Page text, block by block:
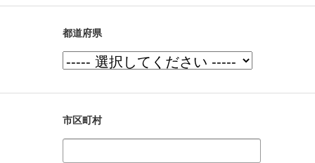
都道府県
市区町村